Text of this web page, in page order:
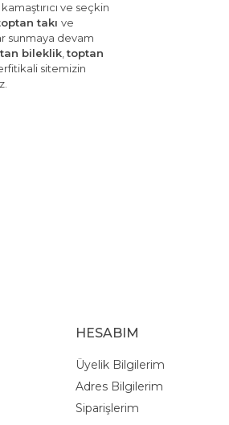
kamaştırıcı ve seçkin
takı ve
sunmaya devam
bileklik ,toptan
sitemizin
HESABIM
Üyelik Bilgilerim
Adres Bilgilerim
Siparişlerim